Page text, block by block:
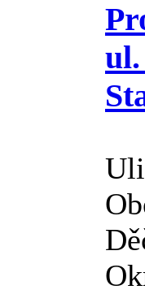
ul. Žerotínova,